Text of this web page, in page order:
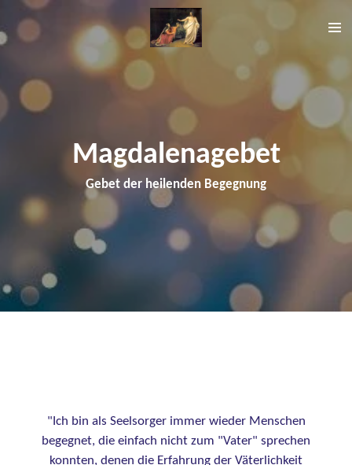
Zum
Hauptinhalt
Magdalenagebet
Gebet der heilenden Begegnung
"Ich bin als Seelsorger immer wieder Menschen
begegnet, die einfach nicht zum "Vater" sprechen
konnten, denen die Erfahrung der Väterlichkeit